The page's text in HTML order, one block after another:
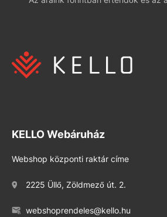
KELLO Webáruház
Webshop központi raktár címe
2225 Üllő, Zöldmező út. 2.
webshoprendeles@kello.hu